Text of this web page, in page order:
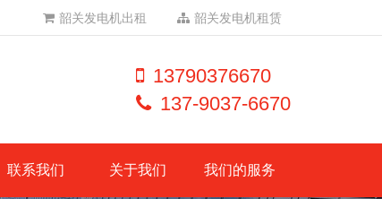
韶关发电机出租 韶关发电机租赁
13790376670
137-9037-6670
联系我们 关于我们 我们的服务